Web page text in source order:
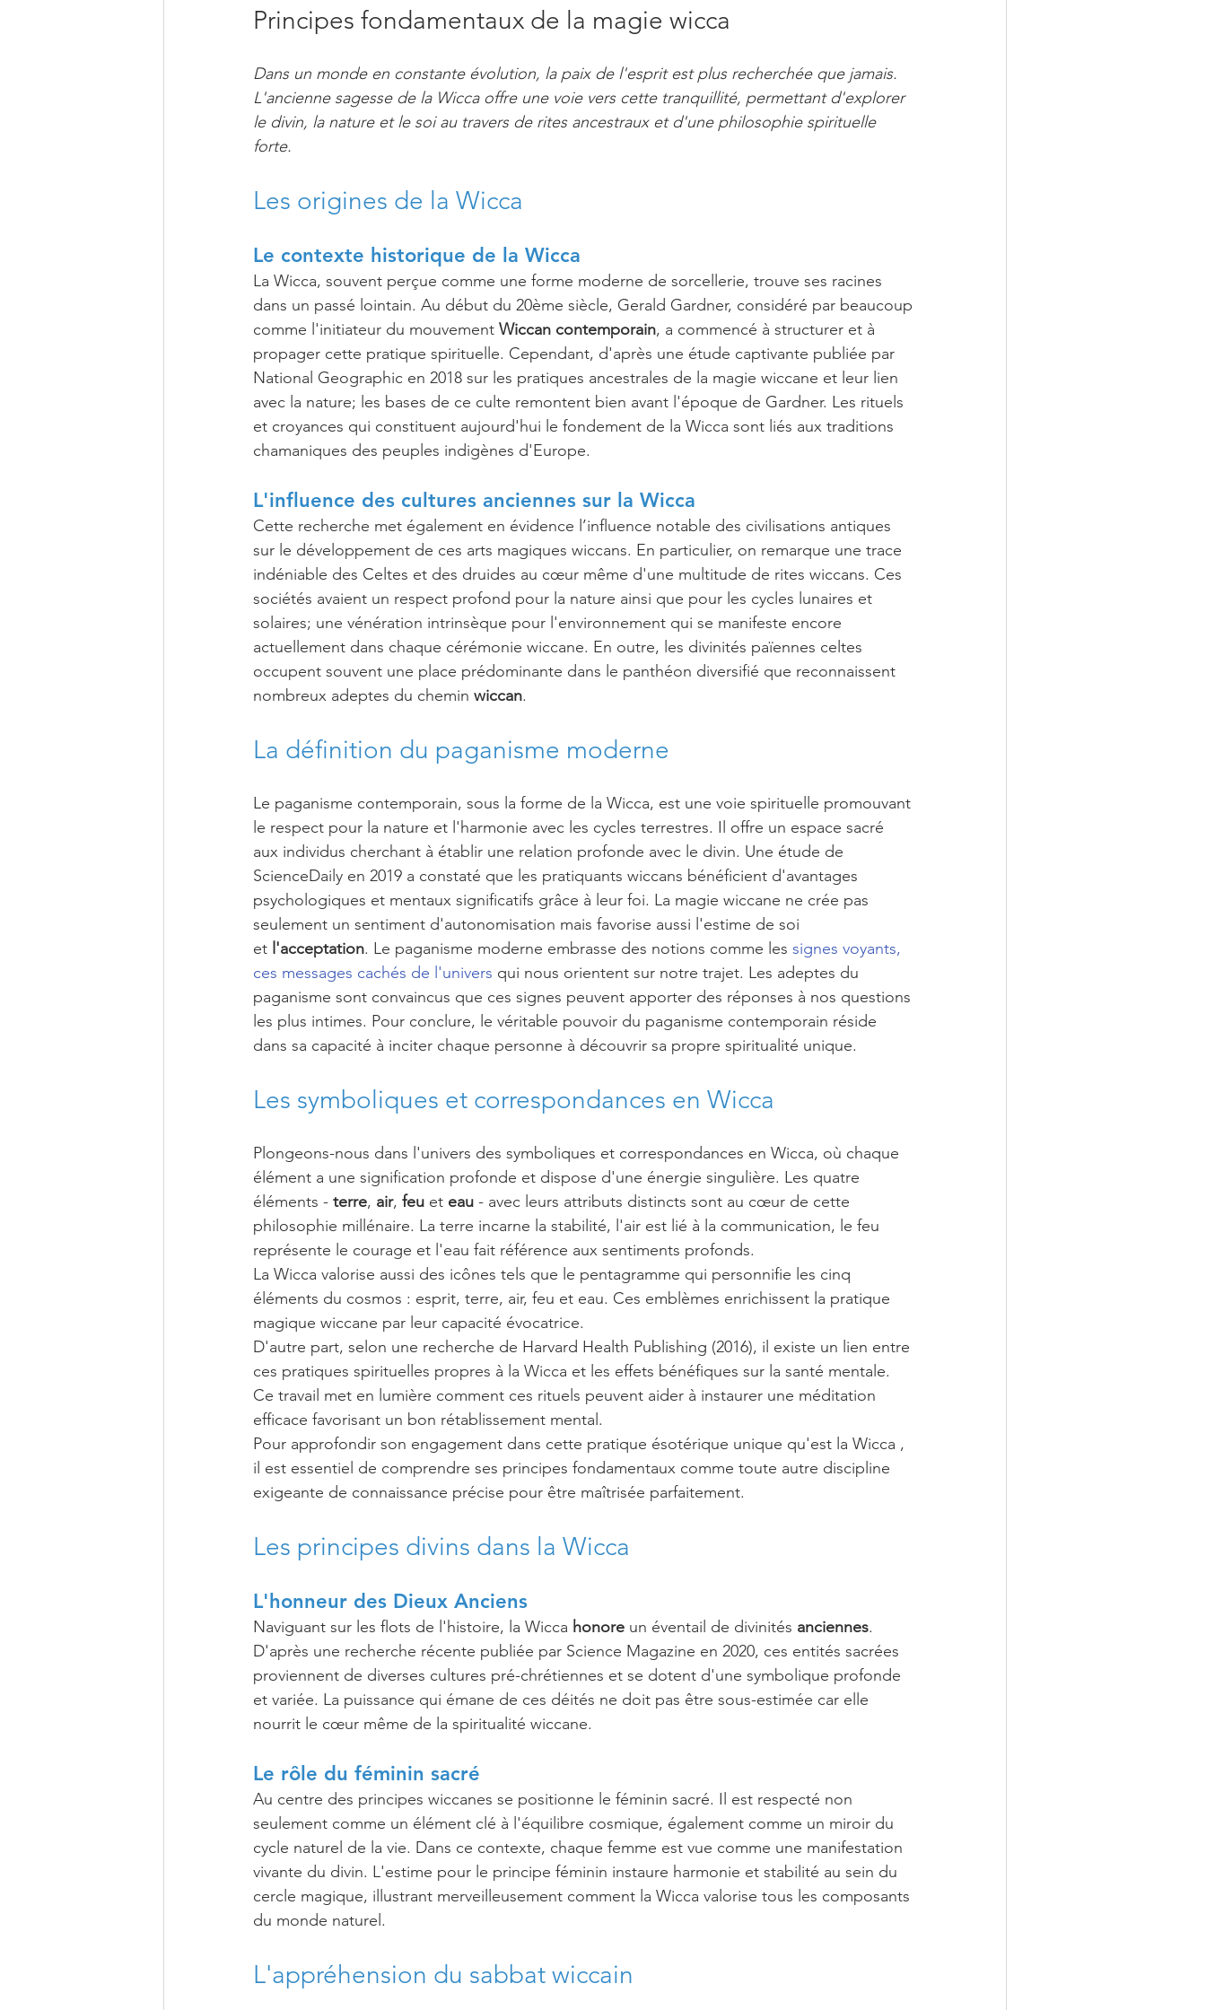
Principes fondamentaux de la magie wicca
Dans un monde en constante évolution, la paix de l'esprit est plus recherchée que jamais.
L'ancienne sagesse de la Wicca offre une voie vers cette tranquillité, permettant d'explorer
le divin, la nature et le soi au travers de rites ancestraux et d'une philosophie spirituelle
forte.
Les origines de la Wicca
Le contexte historique de la Wicca
La Wicca, souvent perçue comme une forme moderne de sorcellerie, trouve ses racines
dans un passé lointain. Au début du 20ème siècle, Gerald Gardner, considéré par beaucoup
comme l'initiateur du mouvement Wiccan contemporain, a commencé à structurer et à
propager cette pratique spirituelle. Cependant, d'après une étude captivante publiée par
National Geographic en 2018 sur les pratiques ancestrales de la magie wiccane et leur lien
avec la nature; les bases de ce culte remontent bien avant l'époque de Gardner. Les rituels
et croyances qui constituent aujourd'hui le fondement de la Wicca sont liés aux traditions
chamaniques des peuples indigènes d'Europe.
L'influence des cultures anciennes sur la Wicca
Cette recherche met également en évidence l’influence notable des civilisations antiques
sur le développement de ces arts magiques wiccans. En particulier, on remarque une trace
indéniable des Celtes et des druides au cœur même d'une multitude de rites wiccans. Ces
sociétés avaient un respect profond pour la nature ainsi que pour les cycles lunaires et
solaires; une vénération intrinsèque pour l'environnement qui se manifeste encore
actuellement dans chaque cérémonie wiccane. En outre, les divinités païennes celtes
occupent souvent une place prédominante dans le panthéon diversifié que reconnaissent
nombreux adeptes du chemin wiccan.
La définition du paganisme moderne
Le paganisme contemporain, sous la forme de la Wicca, est une voie spirituelle promouvant
le respect pour la nature et l'harmonie avec les cycles terrestres. Il offre un espace sacré
aux individus cherchant à établir une relation profonde avec le divin. Une étude de
ScienceDaily en 2019 a constaté que les pratiquants wiccans bénéficient d'avantages
psychologiques et mentaux significatifs grâce à leur foi. La magie wiccane ne crée pas
seulement un sentiment d'autonomisation mais favorise aussi l'estime de soi
et l'acceptation. Le paganisme moderne embrasse des notions comme les signes voyants,
ces messages cachés de l'univers qui nous orientent sur notre trajet. Les adeptes du
paganisme sont convaincus que ces signes peuvent apporter des réponses à nos questions
les plus intimes. Pour conclure, le véritable pouvoir du paganisme contemporain réside
dans sa capacité à inciter chaque personne à découvrir sa propre spiritualité unique.
Les symboliques et correspondances en Wicca
Plongeons-nous dans l'univers des symboliques et correspondances en Wicca, où chaque
élément a une signification profonde et dispose d'une énergie singulière. Les quatre
éléments - terre, air, feu et eau - avec leurs attributs distincts sont au cœur de cette
philosophie millénaire. La terre incarne la stabilité, l'air est lié à la communication, le feu
représente le courage et l'eau fait référence aux sentiments profonds.
La Wicca valorise aussi des icônes tels que le pentagramme qui personnifie les cinq
éléments du cosmos : esprit, terre, air, feu et eau. Ces emblèmes enrichissent la pratique
magique wiccane par leur capacité évocatrice.
D'autre part, selon une recherche de Harvard Health Publishing (2016), il existe un lien entre
ces pratiques spirituelles propres à la Wicca et les effets bénéfiques sur la santé mentale.
Ce travail met en lumière comment ces rituels peuvent aider à instaurer une méditation
efficace favorisant un bon rétablissement mental.
Pour approfondir son engagement dans cette pratique ésotérique unique qu'est la Wicca ,
il est essentiel de comprendre ses principes fondamentaux comme toute autre discipline
exigeante de connaissance précise pour être maîtrisée parfaitement.
Les principes divins dans la Wicca
L'honneur des Dieux Anciens
Naviguant sur les flots de l'histoire, la Wicca honore un éventail de divinités anciennes.
D'après une recherche récente publiée par Science Magazine en 2020, ces entités sacrées
proviennent de diverses cultures pré-chrétiennes et se dotent d'une symbolique profonde
et variée. La puissance qui émane de ces déités ne doit pas être sous-estimée car elle
nourrit le cœur même de la spiritualité wiccane.
Le rôle du féminin sacré
Au centre des principes wiccanes se positionne le féminin sacré. Il est respecté non
seulement comme un élément clé à l'équilibre cosmique, également comme un miroir du
cycle naturel de la vie. Dans ce contexte, chaque femme est vue comme une manifestation
vivante du divin. L'estime pour le principe féminin instaure harmonie et stabilité au sein du
cercle magique, illustrant merveilleusement comment la Wicca valorise tous les composants
du monde naturel.
L'appréhension du sabbat wiccain